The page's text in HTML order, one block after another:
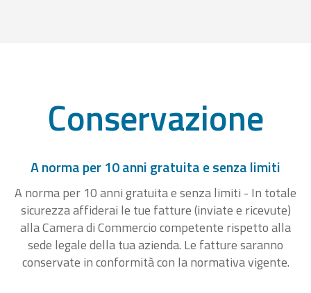
Conservazione
A norma per 10 anni gratuita e senza limiti
A norma per 10 anni gratuita e senza limiti - In totale
sicurezza affiderai le tue fatture (inviate e ricevute)
alla Camera di Commercio competente rispetto alla
sede legale della tua azienda. Le fatture saranno
conservate in conformità con la normativa vigente.